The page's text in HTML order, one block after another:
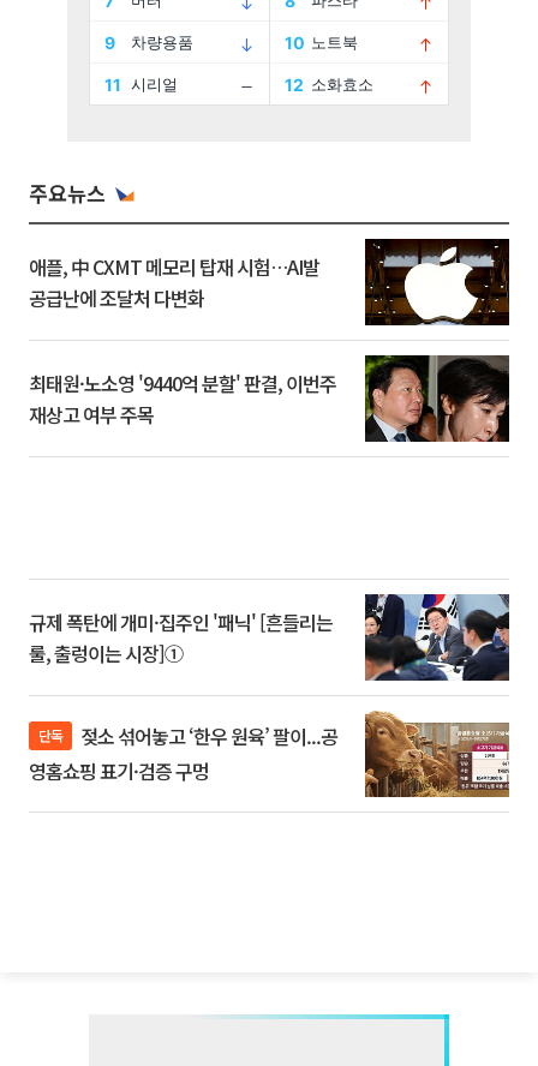
주요뉴스
애플, 中 CXMT 메모리 탑재 시험…AI발
공급난에 조달처 다변화
최태원·노소영 '9440억 분할' 판결, 이번주
재상고 여부 주목
규제 폭탄에 개미·집주인 '패닉' [흔들리는
룰, 출렁이는 시장]①
단독
영홈쇼핑 표기·검증 구멍